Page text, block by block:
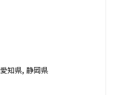
知県, 静岡県